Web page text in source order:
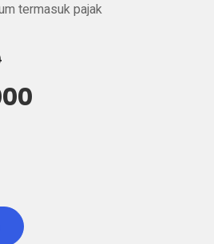
termasuk pajak